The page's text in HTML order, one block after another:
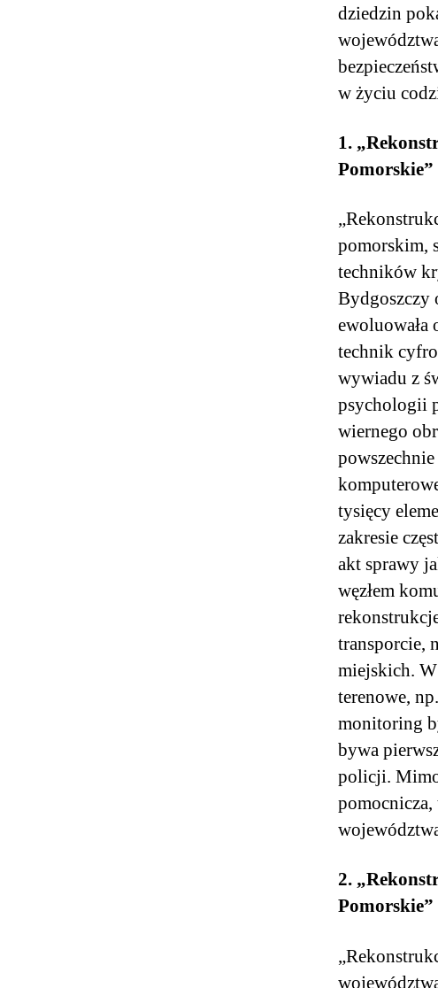
dziedzin
w życiu
1.
Pomorskie”
pomorskim,
techników
Bydgoszczy
technik
wywiadu z
psychologii
wiernego
tysięcy
zakresie
akt sprawy
węzłem
transporcie,
miejskich.
terenowe,
monitoring
bywa
policji. Mimo
2.
Pomorskie”